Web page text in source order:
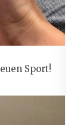
Sport!